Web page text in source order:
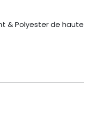
& Polyester de haute